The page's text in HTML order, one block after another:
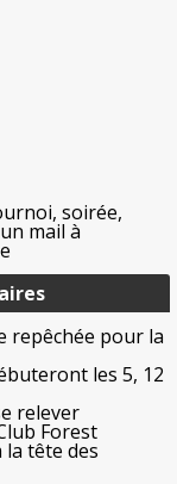
soirée,
mail à
repêchée pour la
les 5, 12
relever
Forest
la tête des